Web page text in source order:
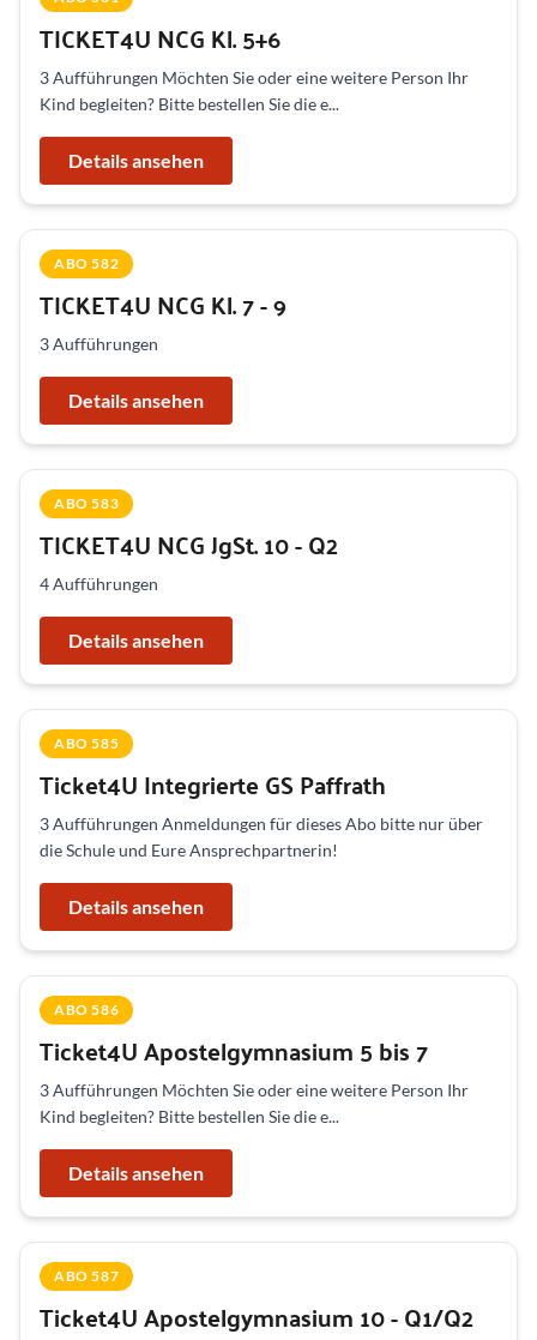
TICKET4U NCG Kl. 5+6
3 Aufführungen Möchten Sie oder eine weitere Person Ihr
Kind begleiten? Bitte bestellen Sie die e...
Details ansehen
ABO 582
TICKET4U NCG Kl. 7 - 9
3 Aufführungen
Details ansehen
ABO 583
TICKET4U NCG JgSt. 10 - Q2
4 Aufführungen
Details ansehen
ABO 585
Ticket4U Integrierte GS Paffrath
3 Aufführungen Anmeldungen für dieses Abo bitte nur über
die Schule und Eure Ansprechpartnerin!
Details ansehen
ABO 586
Ticket4U Apostelgymnasium 5 bis 7
3 Aufführungen Möchten Sie oder eine weitere Person Ihr
Kind begleiten? Bitte bestellen Sie die e...
Details ansehen
ABO 587
Ticket4U Apostelgymnasium 10 - Q1/Q2